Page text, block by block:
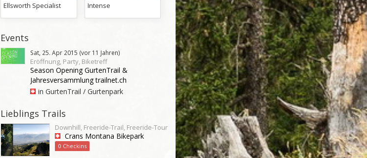
Ellsworth Specialist Intense
Events
Sat, 25. Apr 2015 (vor 11 Jahren)
Eröffnung, Party, Biketreff
Season Opening GurtenTrail &
Jahresversammlung trailnet.ch
in GurtenTrail / Gurtenpark
Lieblings Trails
Downhill, Freeride-Trail, Freeride-Tour
Crans Montana Bikepark
0 Checkins